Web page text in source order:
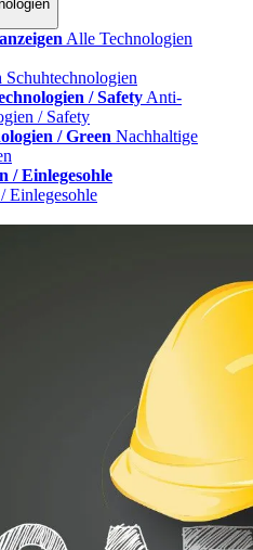
Alle Technologien
Schuhtechnologien
/ Safety Anti-
/ Safety
/ Green Nachhaltige
/ Einlegesohle
Einlegesohle